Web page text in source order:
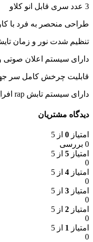
3 عدد سری قابل انو کلاو
طراحی منحصر به فرد با
تنظیم شدت نور و زمان تایش در 4
دارای سیستم اعلان صوتی
قابلیت چرخش کامل سر
دارای سیستم تابش rap افرایشی 20 ثانیه ای برای کاهش شیرینکیچ کامپوزیت
دیدگاه مشتریان
امتیاز 0 از 5
0 بررسی
امتیاز 5 از 5
0
امتیاز 4 از 5
0
امتیاز 3 از 5
0
امتیاز 2 از 5
0
امتیاز 1 از 5
0